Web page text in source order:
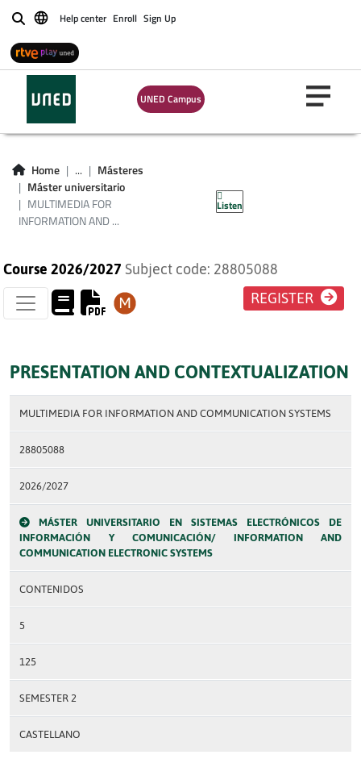
BuscarHelp center Enroll Sign Up
UNED Campus
Home ...
Másteres
Máster universitario
MULTIMEDIA FOR
INFORMATION AND ...
Listen
MULTIMEDIA FOR
INFORMATION AND
COMMUNICATION
SYSTEMS
Course 2026/2027 Subject code: 28805088
REGISTER
PRESENTATION AND CONTEXTUALIZATION
MULTIMEDIA FOR INFORMATION AND COMMUNICATION SYSTEMS
28805088
2026/2027
MÁSTER UNIVERSITARIO EN SISTEMAS ELECTRÓNICOS DE
INFORMACIÓN Y COMUNICACIÓN/ INFORMATION AND
COMMUNICATION ELECTRONIC SYSTEMS
CONTENIDOS
5
125
SEMESTER 2
CASTELLANO